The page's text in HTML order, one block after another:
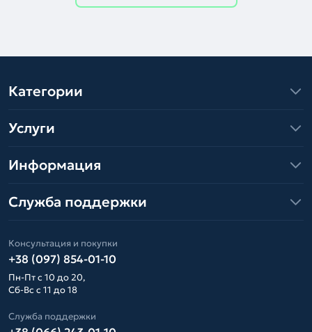
Категории
Услуги
Информация
Служба поддержки
Консультация и покупки
+38 (097) 854-01-10
Пн-Пт с 10 до 20,
Сб-Вс с 11 до 18
Служба поддержки